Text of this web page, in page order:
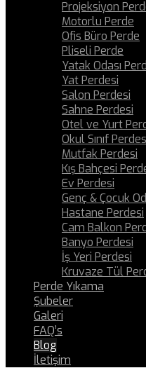
Projeksiyon
Motorlu Perde
Ofis Büro Perde
Pliseli Perde
Yatak Odası
Yat Perdesi
Salon Perdesi
Sahne Perdesi
Otel ve Yurt
Okul Sınıf
Mutfak Perdesi
Kış Bahçesi
Ev Perdesi
Genç & Çocuk
Hastane Perdesi
Cam Balkon
Banyo Perdesi
İş Yeri Perdesi
Kruvaze Tül
Perde Yıkama
Şubeler
Galeri
FAQ’s
Blog
İletişim